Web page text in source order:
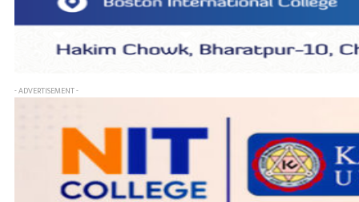
- ADVERTISEMENT -